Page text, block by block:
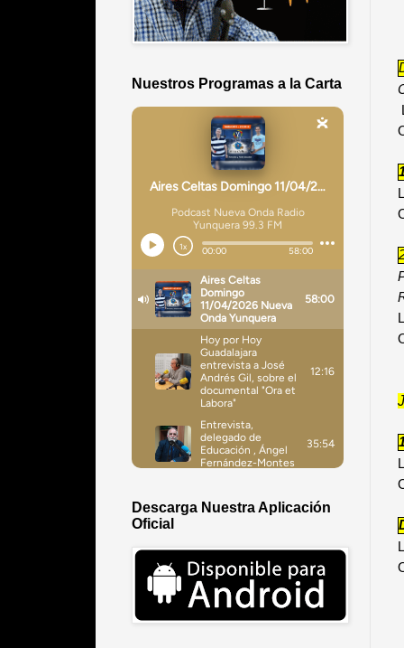
Nuestros Programas a la Carta
Descarga Nuestra Aplicación
Oficial